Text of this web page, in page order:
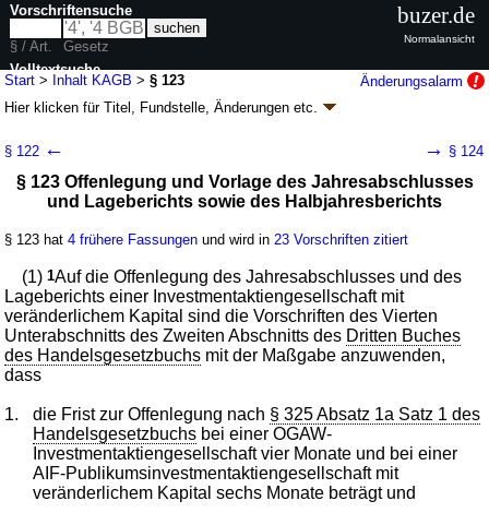
Start > Inhalt KAGB >§ 123
Änderungsalarm
Hier klicken fürTitel, Fundstelle, Änderungen etc.
Artikel 3G. v. 09.04.2026 BGBl. 2026 I Nr. 97
Geltung ab 22.07.2013; FNA: 7612-3Investmentwesen
wird in 517 Vorschriften zitiert
Kapitel 1 Allgemeine Bestimmungen für
Investmentvermögen und Verwaltungsgesellschaften
Abschnitt 4 Offene inländische Investmentvermögen
Unterabschnitt 3 Allgemeine Vorschriften für
Investmentaktiengesellschaften mit veränderlichem
§ 122 ← → § 124
§ 123 Offenlegung und Vorlage des Jahresabschlusses
und Lageberichts sowie des Halbjahresberichts
§ 123 hat4 frühere Fassungen und wird in 23 Vorschriften zitiert
(1)1Auf die Offenlegung des Jahresabschlusses und des
Lageberichts einer Investmentaktiengesellschaft mit
veränderlichem Kapital sind die Vorschriften des Vierten
Unterabschnitts des Zweiten Abschnitts des Dritten Buches
des Handelsgesetzbuchs mit der Maßgabe anzuwenden,
dass
1. die Frist zur Offenlegung nach § 325 Absatz 1a Satz 1 des
Handelsgesetzbuchs bei einer OGAW-
Investmentaktiengesellschaft vier Monate und bei einer
AIF-Publikumsinvestmentaktiengesellschaft mit
veränderlichem Kapital sechs Monate beträgt und
Vorschriftensuche
§ / Art.
Gesetz
Volltextsuche
nur in KAGB
buzer.de
Normalansicht